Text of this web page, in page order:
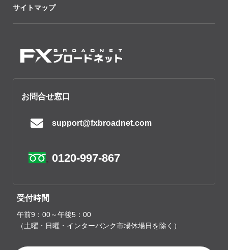
サイトマップ
お問合せ窓口
support@fxbroadnet.com
0120-997-867
受付時間
午前9：00～午後5：00
（土曜・日曜・インターバンク市場休場日を除く）